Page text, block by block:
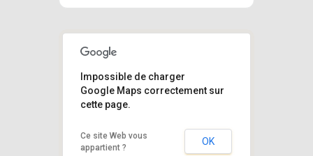
Impossible de charger
Google Maps correctement sur
cette page.
Ce site Web vous
appartient ?
OK